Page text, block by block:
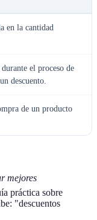
en la cantidad
el proceso de
descuento.
de un producto
mejores
práctica sobre
"descuentos